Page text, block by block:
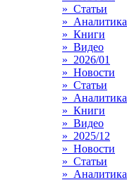
» Статьи
» Аналитика
» Книги
» Видео
» 2026/01
» Новости
» Статьи
» Аналитика
» Книги
» Видео
» 2025/12
» Новости
» Статьи
» Аналитика